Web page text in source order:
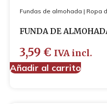
Fundas de almohada | Ropa
FUNDA DE
3,59 € IVA incl.
Añadir al carrito